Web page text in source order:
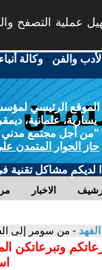
عملية التصفح
والفن -وكالة
الموقع الرئيسي
يسارية، علمانية،
"من أجل مجتمع مدني
حاز الحوار المتمدن
لديكم مشاكل تقنية
الاخبار
- من سومر إلى
وتبرعاتكن